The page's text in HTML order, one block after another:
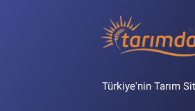
Türkiye'nin Tarım